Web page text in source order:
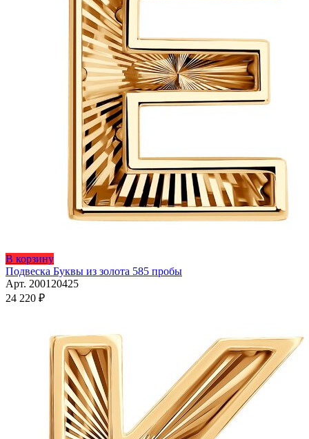
В корзину
Подвеска Буквы из золота 585 пробы
Арт. 200120425
24 220 ₽